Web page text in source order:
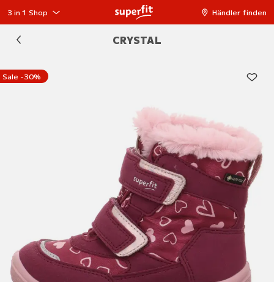
3 in 1 Shop Händler finden
CRYSTAL
Sale -30%